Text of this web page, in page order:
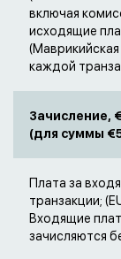
включая
исходящие
(Маврикийская
каждой
Зачисление, €
(для суммы
Плата за
транзакции;
Входящие
зачисляются